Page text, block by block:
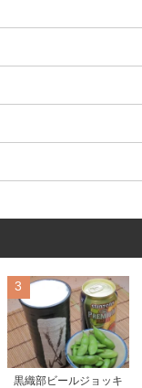
3
黒織部ビールジョッキ